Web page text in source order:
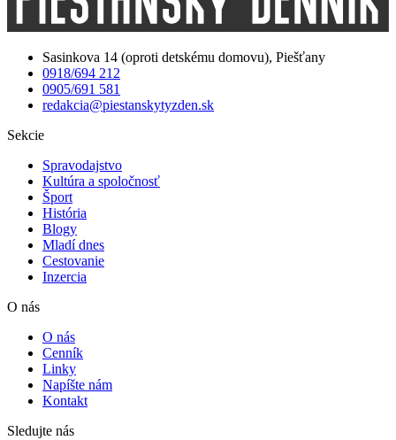
Sasinkova 14 (oproti detskému domovu), Piešťany
0918/694 212
0905/691 581
redakcia@piestanskytyzden.sk
Sekcie
Spravodajstvo
Kultúra a spoločnosť
Šport
História
Blogy
Mladí dnes
Cestovanie
Inzercia
O nás
O nás
Cenník
Linky
Napíšte nám
Kontakt
Sledujte nás